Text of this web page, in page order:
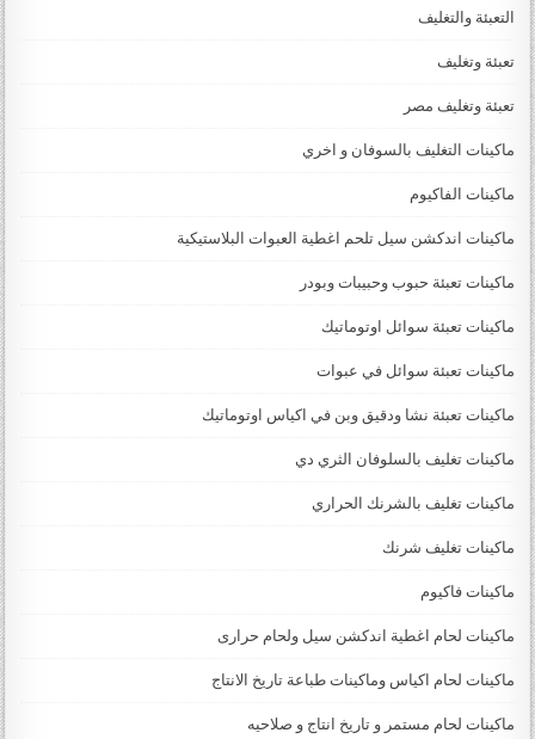
التعبئة والتغليف
تعبئة وتغليف
تعبئة وتغليف مصر
ماكينات التغليف بالسوفان و اخري
ماكينات الفاكيوم
ماكينات اندكشن سيل تلحم اغطية العبوات البلاستيكية
ماكينات تعبئة حبوب وحبيبات وبودر
ماكينات تعبئة سوائل اوتوماتيك
ماكينات تعبئة سوائل في عبوات
ماكينات تعبئة نشا ودقيق وبن في اكياس اوتوماتيك
ماكينات تغليف بالسلوفان الثري دي
ماكينات تغليف بالشرنك الحراري
ماكينات تغليف شرنك
ماكينات فاكيوم
ماكينات لحام اغطية اندكشن سيل ولحام حرارى
ماكينات لحام اكياس وماكينات طباعة تاريخ الانتاج
ماكينات لحام مستمر و تاريخ انتاج و صلاحيه